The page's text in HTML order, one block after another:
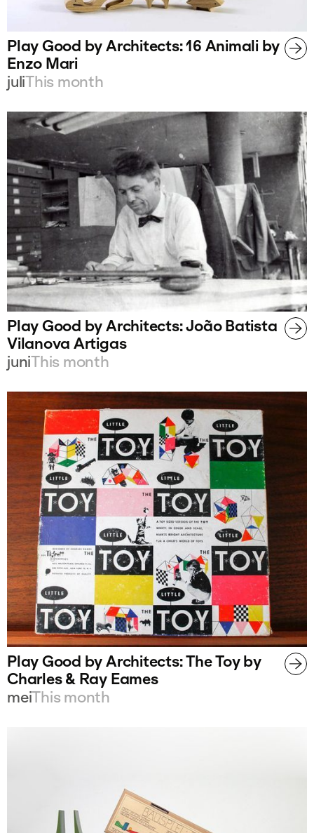
Play Good by Architects: 16 Animali by
Enzo Mari
juliThis month
Play Good by Architects: João Batista
Vilanova Artigas
juniThis month
Play Good by Architects: The Toy by
Charles & Ray Eames
meiThis month